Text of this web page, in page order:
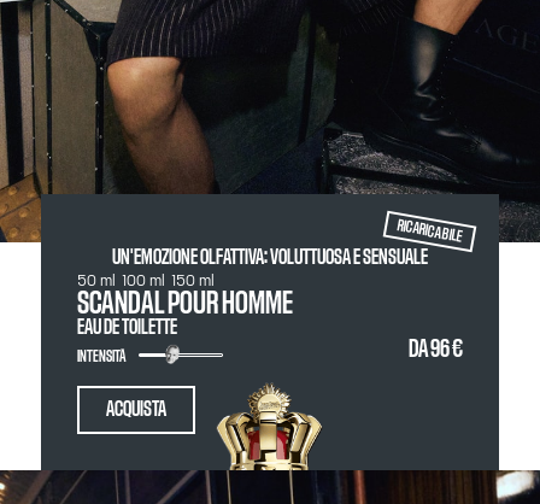
RICARICABILE
UN'EMOZIONE OLFATTIVA: VOLUTTUOSA E SENSUALE
SCANDAL POUR HOMME
EAU DE TOILETTE
DA96 €
INTENSITÀ
50 ml 100 ml 150 ml
ACQUISTA